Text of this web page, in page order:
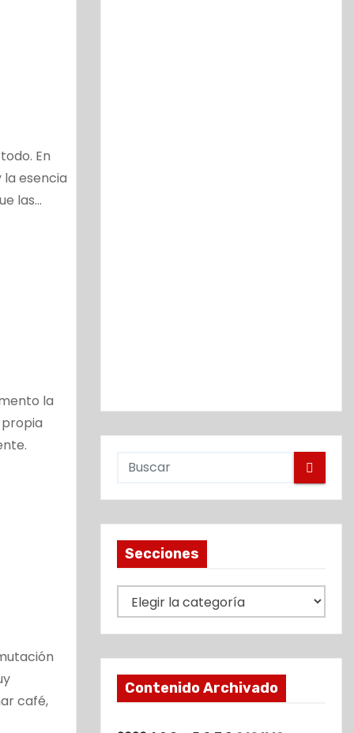
En
esencia
las…
la
café,
Secciones
e
c
c
o
n
Contenido Archivado